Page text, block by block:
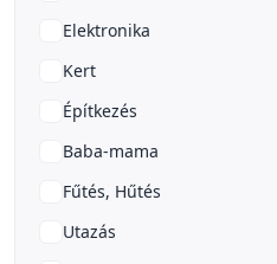
Elektronika
Kert
Építkezés
Baba-mama
Fűtés, Hűtés
Utazás